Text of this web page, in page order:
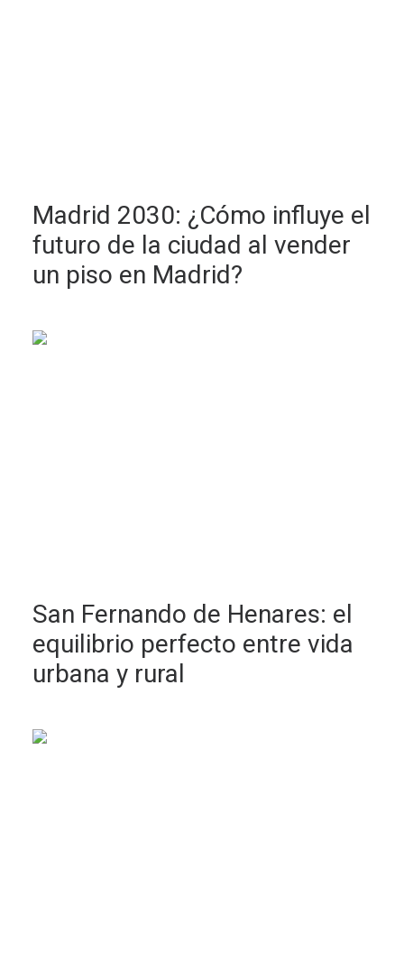
Madrid 2030: ¿Cómo influye el
futuro de la ciudad al vender
un piso en Madrid?
San Fernando de Henares: el
equilibrio perfecto entre vida
urbana y rural